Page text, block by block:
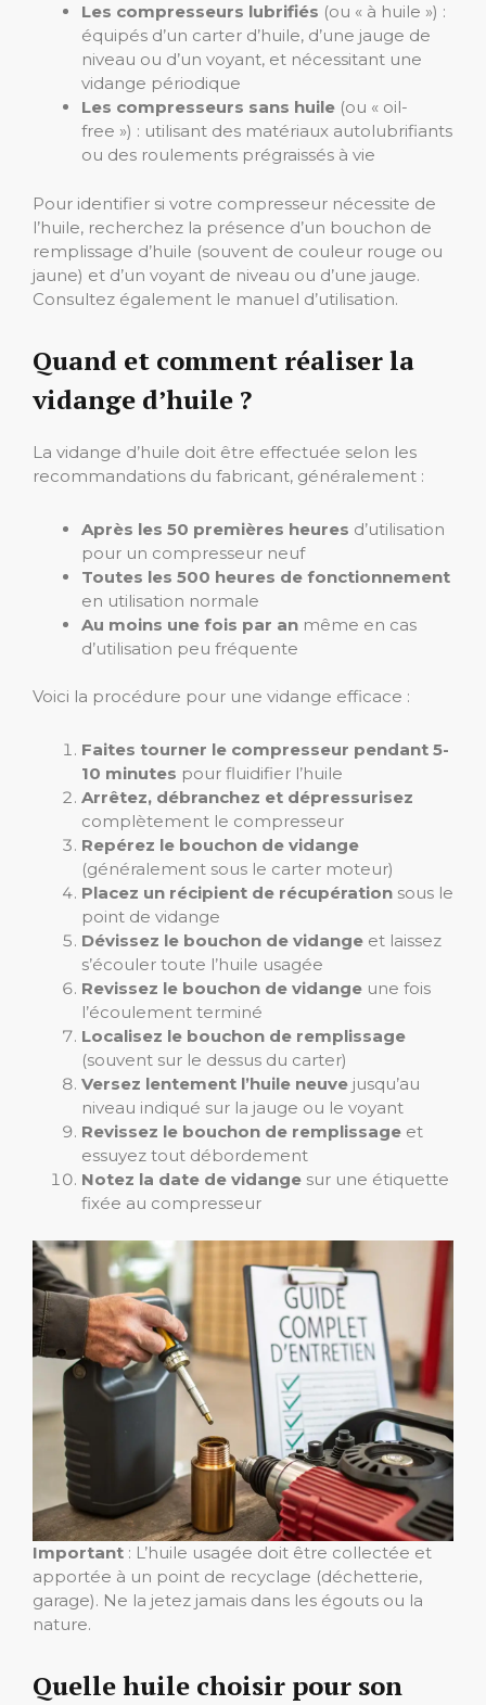
Les compresseurs lubrifiés (ou « à huile ») :
équipés d’un carter d’huile, d’une jauge de
niveau ou d’un voyant, et nécessitant une
vidange périodique
Les compresseurs sans huile (ou « oil-
free ») : utilisant des matériaux autolubrifiants
ou des roulements prégraissés à vie
Pour identifier si votre compresseur nécessite de
l’huile, recherchez la présence d’un bouchon de
remplissage d’huile (souvent de couleur rouge ou
jaune) et d’un voyant de niveau ou d’une jauge.
Consultez également le manuel d’utilisation.
Quand et comment réaliser la
vidange d’huile ?
La vidange d’huile doit être effectuée selon les
recommandations du fabricant, généralement :
Après les 50 premières heures d’utilisation
pour un compresseur neuf
Toutes les 500 heures de fonctionnement
en utilisation normale
Au moins une fois par an même en cas
d’utilisation peu fréquente
Voici la procédure pour une vidange efficace :
Faites tourner le compresseur pendant 5-
10 minutes pour fluidifier l’huile
Arrêtez, débranchez et dépressurisez
complètement le compresseur
Repérez le bouchon de vidange
(généralement sous le carter moteur)
Placez un récipient de récupération sous le
point de vidange
Dévissez le bouchon de vidange et laissez
s’écouler toute l’huile usagée
Revissez le bouchon de vidange une fois
l’écoulement terminé
Localisez le bouchon de remplissage
(souvent sur le dessus du carter)
Versez lentement l’huile neuve jusqu’au
niveau indiqué sur la jauge ou le voyant
Revissez le bouchon de remplissage et
essuyez tout débordement
Notez la date de vidange sur une étiquette
fixée au compresseur
Important : L’huile usagée doit être collectée et
apportée à un point de recyclage (déchetterie,
garage). Ne la jetez jamais dans les égouts ou la
nature.
Quelle huile choisir pour son